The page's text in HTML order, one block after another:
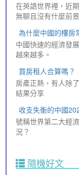
在英語世界裡，近
無聊且沒有什麼前
為什麼中國的樓房
中國快速的經濟發
越來越多。
買房租人合算嗎？
房產正熱，有人除
結果分享
收支失衡的中國
號稱世界第二大經
況？
隨機好文